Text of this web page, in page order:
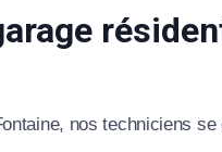
nos techniciens se